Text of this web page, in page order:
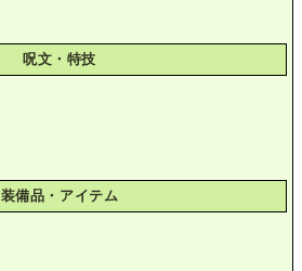
呪文・特技
装備品・アイテム